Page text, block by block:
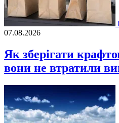
07.08.2026
Як зберігати
вони не втратили